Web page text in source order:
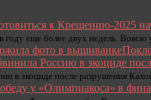
в году еще более двух недель.
в экоциде после разрушения